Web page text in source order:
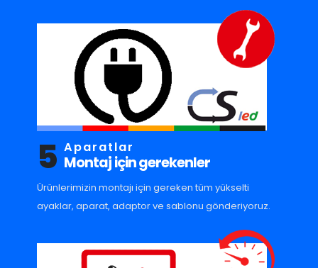
5 Aparatlar
Montaj için gerekenler
Ürünlerimizin montajı için gereken tüm yükselti
ayaklar, aparat, adaptor ve sablonu gönderiyoruz.